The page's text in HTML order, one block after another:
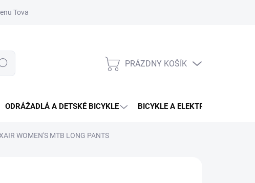
Tovaru
NÁKUPNÝ
PRÁZDNY KOŠÍK
ODRÁŽADLÁ A DETSKÉ BICYKLE BICYKLE A ELEKTRO BICYKLE
WOMEN'S MTB LONG PANTS